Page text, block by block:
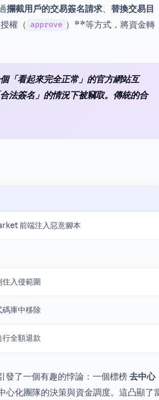
攔截用戶的交易簽名請求、替換交易目
權（ approve ）**等方式，將資金轉
「看起來完全正常」的官方網站互
法簽名」的情況下被竊取。傳統的合
前端注入惡意腳本
入侵範圍
碼庫中移除
全額退款
了一個有趣的悖論：一個標榜去中心
化團隊的決策與資金調度。這凸顯了